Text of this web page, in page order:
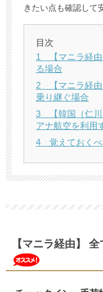
きたい点も確認して
目次
1 【マニラ経由
る場合
2 【マニラ経由
乗り継ぐ場合
3 【韓国（仁川
アナ航空を利用
4 覚えておくべ
【マニラ経由】